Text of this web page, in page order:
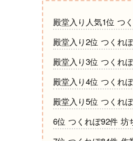
殿堂入り人気1位 つ
殿堂入り2位 つくれ
殿堂入り3位 つくれ
殿堂入り4位 つくれ
殿堂入り5位 つくれ
6位 つくれぽ92件 坊